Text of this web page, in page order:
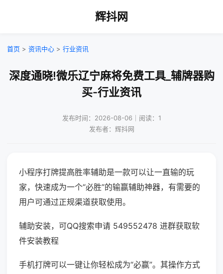
辉抖网
首页 > 资讯中心 > 行业资讯
深度通晓!微乐辽宁麻将免费工具_辅牌器购
买-行业资讯
发布时间：2026-08-06｜阅读：1
发布者：辉抖网
小程序打牌提高胜率辅助是一款可以让一直输的玩
家，快速成为一个“必胜”的输赢辅助神器，有需要的
用户可通过正规渠道获取使用。
辅助安装，可QQ搜索申请 549552478 进群获取软
件安装教程
手机打牌可以一键让你轻松成为“必赢”。其操作方式